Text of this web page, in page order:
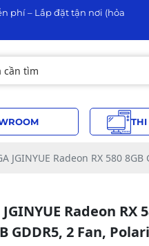
phí – Lắp đặt tận nơi (hỏa
THI
JGINYUE Radeon RX 580
JGINYUE Radeon RX
GDDR5, 2 Fan,